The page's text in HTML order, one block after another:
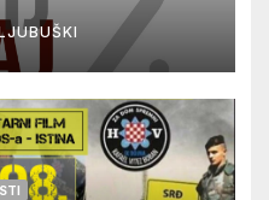
i